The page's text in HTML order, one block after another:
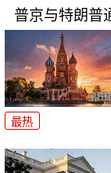
普京与特朗普
最热